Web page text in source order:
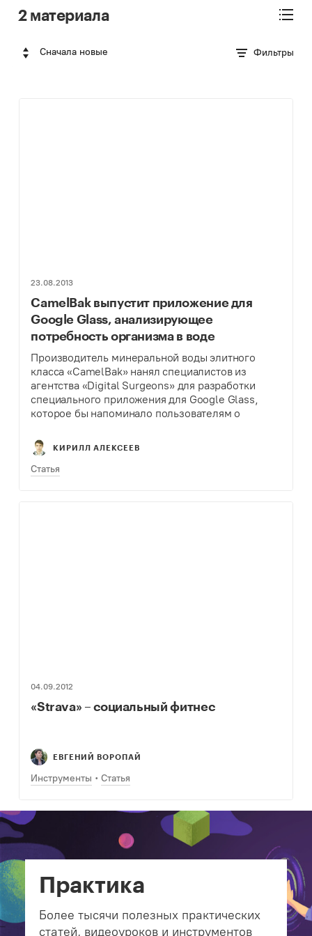
2 материала
Сначала новые Фильтры
23.08.2013
CamelBak выпустит приложение для
Google Glass, анализирующее
потребность организма в воде
Производитель минеральной воды элитного
класса «CamelBak» нанял специалистов из
агентства «Digital Surgeons» для разработки
специального приложения для Google Glass,
которое бы напоминало пользователям о
зависит от погодных условий и активности
пользователя – двух главных факторов,
учитываемых…
КИРИЛЛ АЛЕКСЕЕВ
Статья
04.09.2012
«Strava» – социальный фитнес
ЕВГЕНИЙ ВОРОПАЙ
Инструменты Статья
Практика
Более тысячи полезных практических
статей, видеоуроков и инструментов